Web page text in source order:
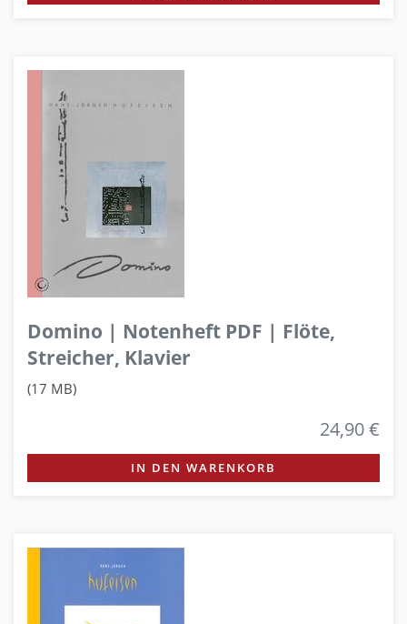
Domino | Notenheft PDF | Flöte,
Streicher, Klavier
(17 MB)
24,90 €
IN DEN WARENKORB